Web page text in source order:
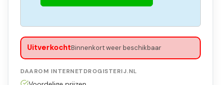
UitverkochtBinnenkort weer beschikbaar
DAAROM INTERNETDROGISTERIJ.NL